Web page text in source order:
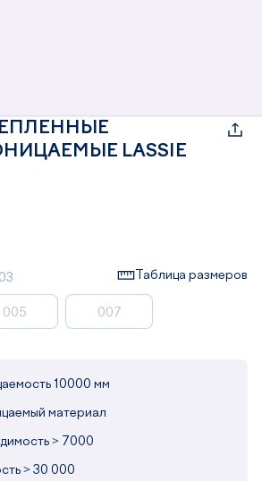
LASSIE
Таблица размеров
005 007
10000 мм
материал
> 7000
> 30 000